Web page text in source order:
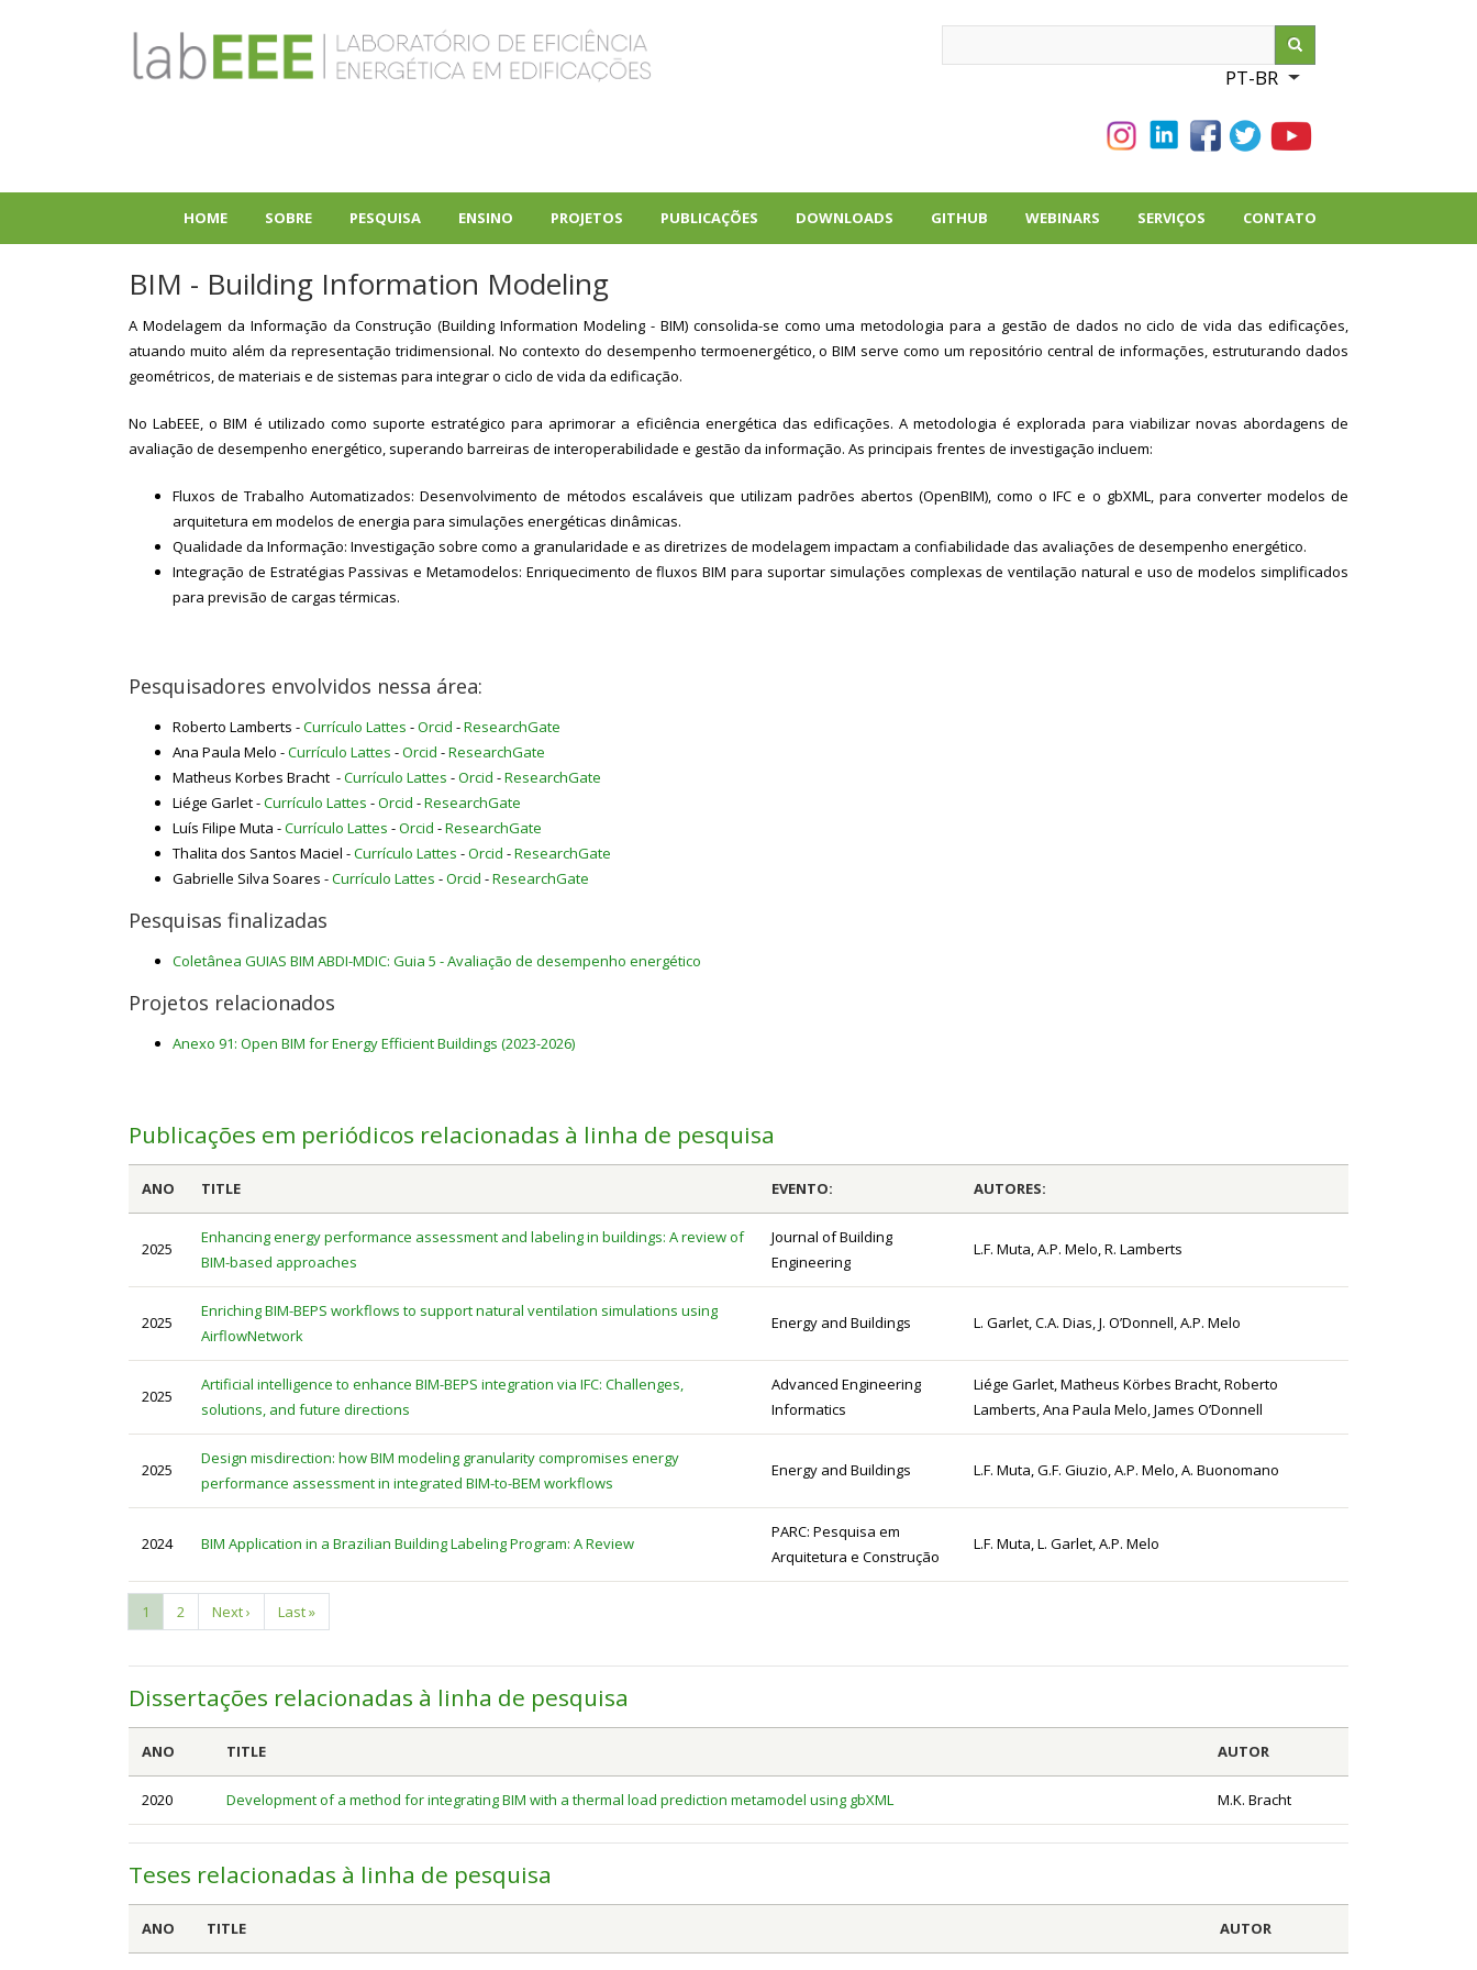
PT-BR
List additional
HOME SOBRE PESQUISA ENSINO PROJETOS PUBLICAÇÕES DOWNLOADS GITHUB WEBINARS SERVIÇOS CONTATO
BIM - Building Information Modeling
A Modelagem da Informação da Construção (Building Information Modeling - BIM) consolida-se como uma metodologia para a gestão de dados no ciclo de vida das edificações,
atuando muito além da representação tridimensional. No contexto do desempenho termoenergético, o BIM serve como um repositório central de informações, estruturando dados
geométricos, de materiais e de sistemas para integrar o ciclo de vida da edificação.
No LabEEE, o BIM é utilizado como suporte estratégico para aprimorar a eficiência energética das edificações. A metodologia é explorada para viabilizar novas abordagens de
avaliação de desempenho energético, superando barreiras de interoperabilidade e gestão da informação. As principais frentes de investigação incluem:
Fluxos de Trabalho Automatizados: Desenvolvimento de métodos escaláveis que utilizam padrões abertos (OpenBIM), como o IFC e o gbXML, para converter modelos de
arquitetura em modelos de energia para simulações energéticas dinâmicas.
Qualidade da Informação: Investigação sobre como a granularidade e as diretrizes de modelagem impactam a confiabilidade das avaliações de desempenho energético.
Integração de Estratégias Passivas e Metamodelos: Enriquecimento de fluxos BIM para suportar simulações complexas de ventilação natural e uso de modelos simplificados
para previsão de cargas térmicas.
Pesquisadores envolvidos nessa área:
Roberto Lamberts -Currículo Lattes -Orcid -ResearchGate
Ana Paula Melo -Currículo Lattes -Orcid -ResearchGate
Matheus Korbes Bracht -Currículo Lattes -Orcid -ResearchGate
Liége Garlet -Currículo Lattes -Orcid -ResearchGate
Luís Filipe Muta -Currículo Lattes -Orcid -ResearchGate
Thalita dos Santos Maciel -Currículo Lattes -Orcid -ResearchGate
Gabrielle Silva Soares -Currículo Lattes -Orcid -ResearchGate
Pesquisas finalizadas
Coletânea GUIAS BIM ABDI-MDIC: Guia 5 - Avaliação de desempenho energético
Projetos relacionados
Anexo 91: Open BIM for Energy Efficient Buildings (2023-2026)
Publicações em periódicos relacionadas à linha de pesquisa
ANO TITLE EVENTO: AUTORES:
2025
Enhancing energy performance assessment and labeling in buildings: A review of
BIM-based approaches
Journal of Building
Engineering
L.F. Muta, A.P. Melo, R. Lamberts
2025
Enriching BIM-BEPS workflows to support natural ventilation simulations using
AirflowNetwork
Energy and Buildings L. Garlet, C.A. Dias, J. O’Donnell, A.P. Melo
2025
Artificial intelligence to enhance BIM-BEPS integration via IFC: Challenges,
solutions, and future directions
Advanced Engineering
Informatics
Liége Garlet, Matheus Körbes Bracht, Roberto
Lamberts, Ana Paula Melo, James O’Donnell
2025
Design misdirection: how BIM modeling granularity compromises energy
performance assessment in integrated BIM-to-BEM workflows
Energy and Buildings L.F. Muta, G.F. Giuzio, A.P. Melo, A. Buonomano
2024 BIM Application in a Brazilian Building Labeling Program: A Review
PARC: Pesquisa em
Arquitetura e Construção
L.F. Muta, L. Garlet, A.P. Melo
Paginação
Página
atual
1 Page
2
Próxima
página
Next ›
Última
página
Last »
Dissertações relacionadas à linha de pesquisa
ANO TITLE AUTOR
2020 Development of a method for integrating BIM with a thermal load prediction metamodel using gbXML M.K. Bracht
Teses relacionadas à linha de pesquisa
ANO TITLE AUTOR